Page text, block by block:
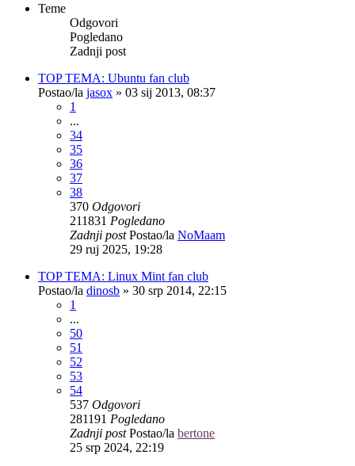
Teme
Odgovori
Pogledano
Zadnji post
TOP TEMA: Ubuntu fan club
Postao/la jasox » 03 sij 2013, 08:37
1
...
34
35
36
37
38
370 Odgovori
211831 Pogledano
Zadnji postPostao/la NoMaam
29 ruj 2025, 19:28
TOP TEMA: Linux Mint fan club
Postao/la dinosb » 30 srp 2014, 22:15
1
...
50
51
52
53
54
537 Odgovori
281191 Pogledano
Zadnji postPostao/la bertone
25 srp 2024, 22:19